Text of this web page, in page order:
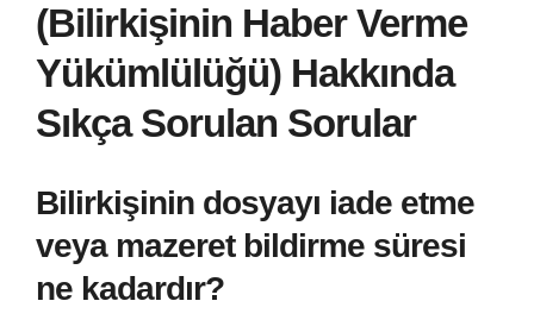
(Bilirkişinin Haber Verme
Yükümlülüğü) Hakkında
Sıkça Sorulan Sorular
Bilirkişinin dosyayı iade etme
veya mazeret bildirme süresi
ne kadardır?